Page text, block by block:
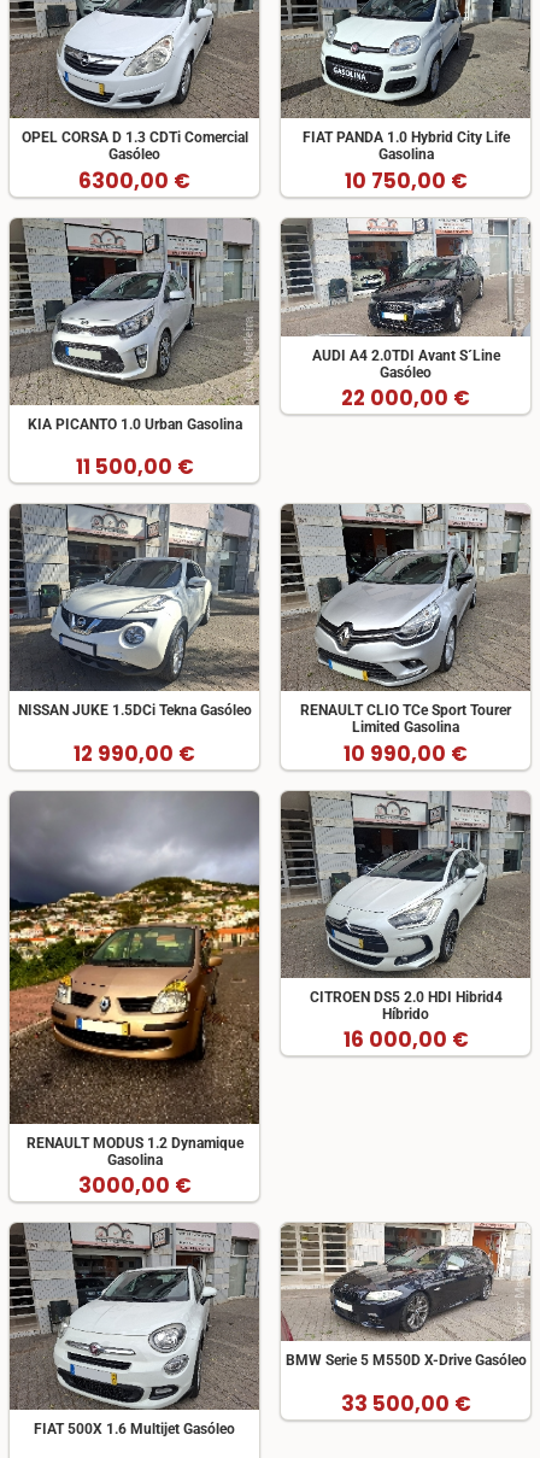
OPEL CORSA D 1.3 CDTi Comercial
Gasóleo
6300,00 €
FIAT PANDA 1.0 Hybrid City Life
Gasolina
10 750,00 €
KIA PICANTO 1.0 Urban Gasolina
11 500,00 €
AUDI A4 2.0TDI Avant S´Line
Gasóleo
22 000,00 €
NISSAN JUKE 1.5DCi Tekna Gasóleo
12 990,00 €
RENAULT CLIO TCe Sport Tourer
Limited Gasolina
10 990,00 €
RENAULT MODUS 1.2 Dynamique
Gasolina
3000,00 €
CITROEN DS5 2.0 HDI Hibrid4
Híbrido
16 000,00 €
FIAT 500X 1.6 Multijet Gasóleo
BMW Serie 5 M550D X-Drive Gasóleo
33 500,00 €